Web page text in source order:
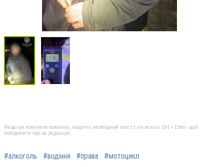
Якщо ви помітили помилку, виділіть необхідний текст і натисніть Ctrl + Enter, щоб
повідомити про це редакцію
#алкоголь #водіння #права #мотоцикл